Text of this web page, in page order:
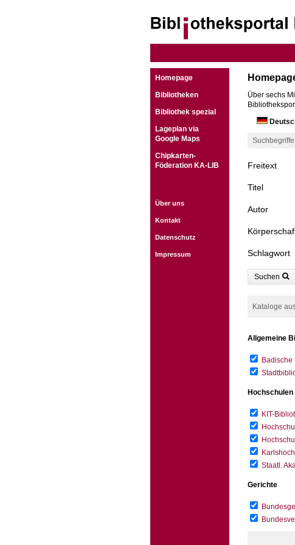
Homepage
Bibliotheken
Bibliothek spezial
Lageplan via
Google Maps
Chipkarten-
Föderation KA-LIB
Über uns
Kontakt
Datenschutz
Impressum
Über sechs
Freitext
Titel
Autor
Schlagwort
Suchen
Kataloge
Allgemeine
Hochschulen
KIT-
Staatl.
Gerichte